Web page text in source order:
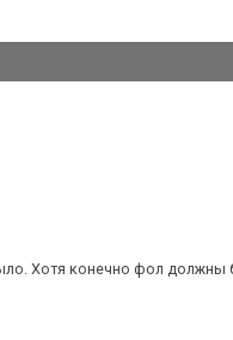
Хотя конечно фол должны